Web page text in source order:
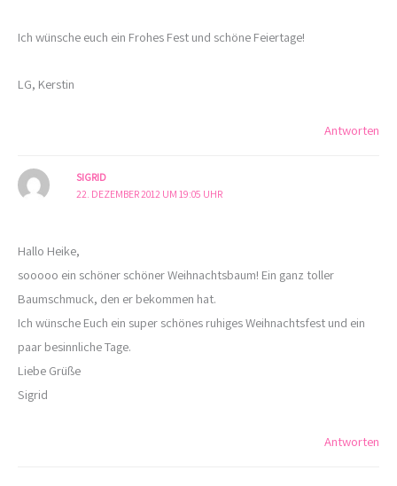
Ich wünsche euch ein Frohes Fest und schöne Feiertage!
LG, Kerstin
Antworten
SIGRID
22. DEZEMBER 2012 UM 19:05 UHR
Hallo Heike,
sooooo ein schöner schöner Weihnachtsbaum! Ein ganz toller
Baumschmuck, den er bekommen hat.
Ich wünsche Euch ein super schönes ruhiges Weihnachtsfest und ein
paar besinnliche Tage.
Liebe Grüße
Sigrid
Antworten